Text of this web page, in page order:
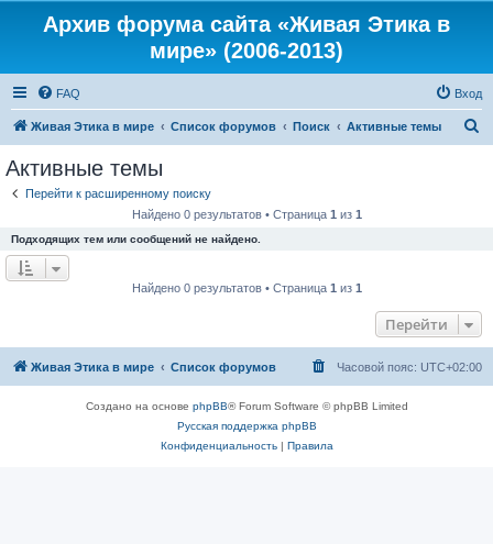
Архив форума сайта «Живая Этика в
мире» (2006-2013)
FAQ Вход
Живая Этика в мире Список форумов Поиск Активные темы
Активные темы
Перейти к расширенному поиску
Найдено 0 результатов • Страница 1 из 1
Подходящих тем или сообщений не найдено.
Найдено 0 результатов • Страница 1 из 1
Перейти
Живая Этика в мире Список форумов Часовой пояс: UTC+02:00
Создано на основе phpBB® Forum Software © phpBB Limited
Русская поддержка phpBB
Конфиденциальность| Правила